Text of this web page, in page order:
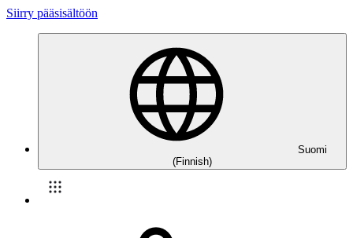
Siirry pääsisältöön
Suomi
(Finnish)